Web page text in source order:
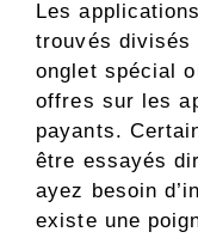
Les
trouvés divisés
onglet spécial
offres sur les
payants.
être essayés
ayez besoin
existe une